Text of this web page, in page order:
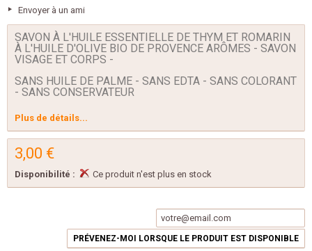
Envoyer à un ami
SAVON À L'HUILE ESSENTIELLE DE THYM ET ROMARIN
À L'HUILE D'OLIVE BIO DE PROVENCE ARÔMES - SAVON
VISAGE ET CORPS -
SANS HUILE DE PALME - SANS EDTA - SANS COLORANT
- SANS CONSERVATEUR
Plus de détails...
3,00 €
Disponibilité : Ce produit n'est plus en stock
PRÉVENEZ-MOI LORSQUE LE PRODUIT EST DISPONIBLE